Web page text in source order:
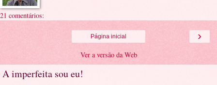
21 comentários:
›
Página inicial
Ver a versão da Web
A imperfeita sou eu!